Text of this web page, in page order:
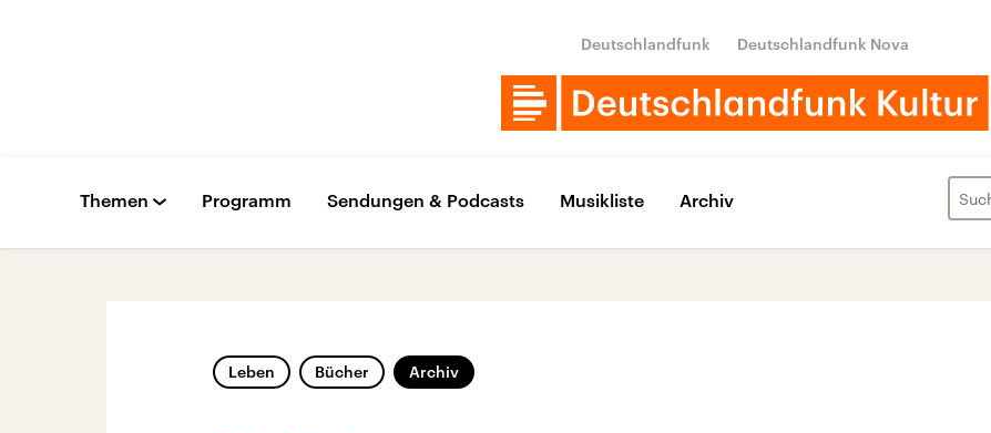
Deutschlandfunk Deutschlandfunk Nova
Themen Programm Sendungen & Podcasts Musikliste Archiv
Leben Bücher Archiv